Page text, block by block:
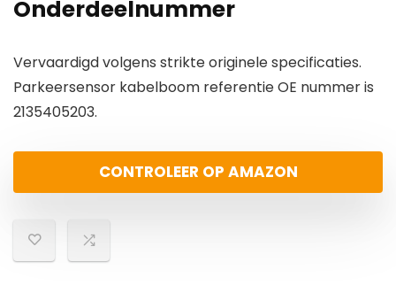
Onderdeelnummer
Vervaardigd volgens strikte originele specificaties.
Parkeersensor kabelboom referentie OE nummer is
2135405203.
CONTROLEER OP AMAZON